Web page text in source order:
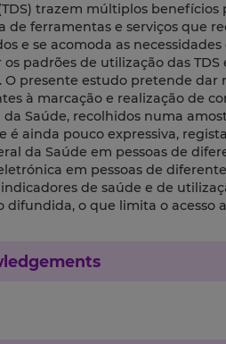
trazem múltiplos
ferramentas e serviços que
e se acomoda as
padrões de utilização das
presente estudo pretende dar
à marcação e realização de
Saúde, recolhidos numa
é ainda pouco expressiva,
da Saúde em pessoas de
em pessoas de
de saúde e de
difundida, o que limita o acesso